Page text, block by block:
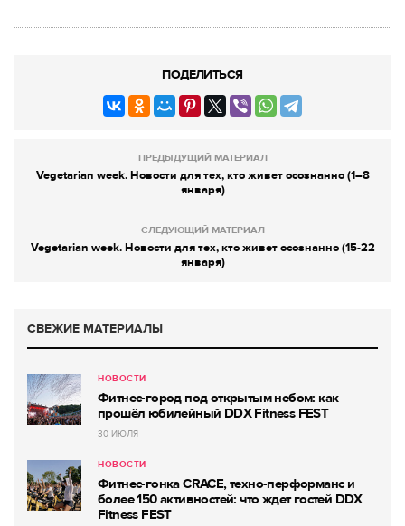
ПОДЕЛИТЬСЯ
ПРЕДЫДУЩИЙ МАТЕРИАЛ
Vegetarian week. Новости для тех, кто живет осознанно (1–8
января)
СЛЕДУЮЩИЙ МАТЕРИАЛ
Vegetarian week. Новости для тех, кто живет осознанно (15-22
января)
СВЕЖИЕ МАТЕРИАЛЫ
НОВОСТИ
Фитнес-город под открытым небом: как
прошёл юбилейный DDX Fitness FEST
30 ИЮЛЯ
НОВОСТИ
Фитнес-гонка CRACE, техно-перформанс и
более 150 активностей: что ждет гостей DDX
Fitness FEST